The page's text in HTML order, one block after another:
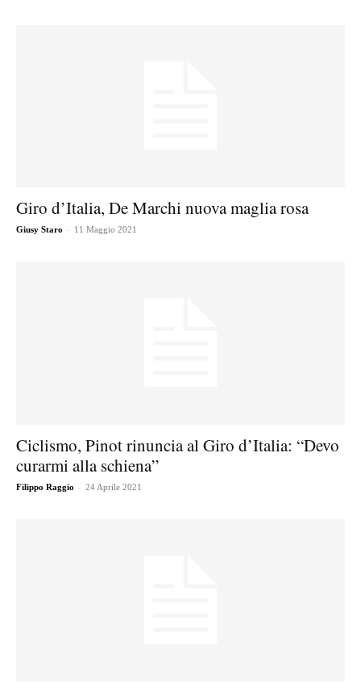
Giro d’Italia, De Marchi nuova maglia rosa
Giusy Staro - 11 Maggio 2021
Ciclismo, Pinot rinuncia al Giro d’Italia: “Devo
curarmi alla schiena”
Filippo Raggio - 24 Aprile 2021